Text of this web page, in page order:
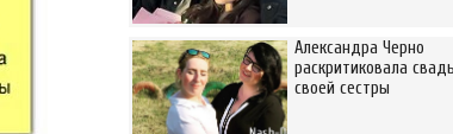
Александра Черно
раскритиковала
своей сестры